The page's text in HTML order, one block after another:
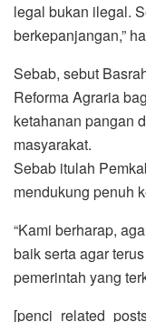
legal bukan ilegal.
berkepanjangan,”
Sebab, sebut
Reforma Agraria
ketahanan pangan
masyarakat.
Sebab itulah
mendukung penuh
“Kami berharap,
baik serta agar
pemerintah yang